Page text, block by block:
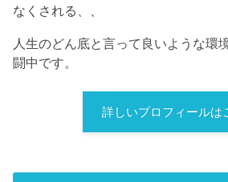
なくされる、、
人生のどん底と言って良いような環
闘中です。
詳しいプロフィールは